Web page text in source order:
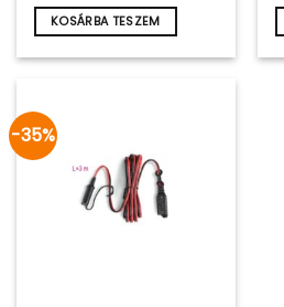
KOSÁRBA TESZEM
-35%